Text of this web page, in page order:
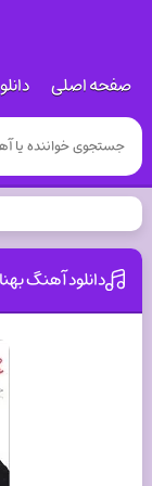
صفحه اصلی
دانلود آهنگ